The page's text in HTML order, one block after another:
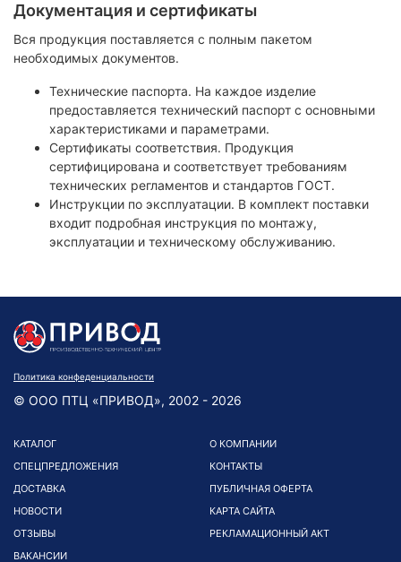
Документация и сертификаты
Вся продукция поставляется с полным пакетом
необходимых документов.
Технические паспорта. На каждое изделие
предоставляется технический паспорт с основными
характеристиками и параметрами.
Сертификаты соответствия. Продукция
сертифицирована и соответствует требованиям
технических регламентов и стандартов ГОСТ.
Инструкции по эксплуатации. В комплект поставки
входит подробная инструкция по монтажу,
эксплуатации и техническому обслуживанию.
Политика конфеденциальности
© ООО ПТЦ «ПРИВОД», 2002 - 2026
КАТАЛОГ
СПЕЦПРЕДЛОЖЕНИЯ
ДОСТАВКА
НОВОСТИ
ОТЗЫВЫ
ВАКАНСИИ
О КОМПАНИИ
КОНТАКТЫ
ПУБЛИЧНАЯ ОФЕРТА
КАРТА САЙТА
РЕКЛАМАЦИОННЫЙ АКТ